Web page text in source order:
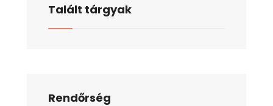
Talált tárgyak
Rendőrség